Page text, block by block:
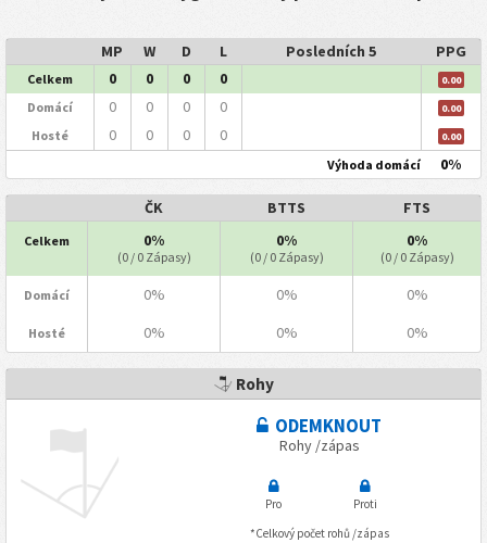
MP W D L Posledních 5 PPG
Celkem 0 0 0 0 0.00
Domácí 0 0 0 0 0.00
Hosté 0 0 0 0 0.00
Výhoda domácí 0%
ČK BTTS FTS
Celkem 0%
(0 / 0 Zápasy)
0%
(0 / 0 Zápasy)
0%
(0 / 0 Zápasy)
Domácí 0% 0% 0%
Hosté 0% 0% 0%
Rohy
ODEMKNOUT
Rohy /zápas
Pro
Proti
*Celkový počet rohů /zápas